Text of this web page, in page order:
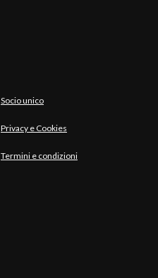
Socio unico
Privacy e Cookies
Termini e condizioni